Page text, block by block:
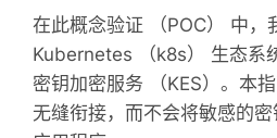
在此概念验证 （POC） 中，
Kubernetes （k8s） 生态系
密钥加密服务 （KES）。本
无缝衔接，而不会将敏感的